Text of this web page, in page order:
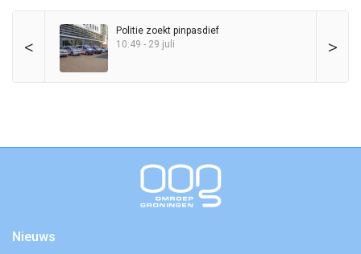
< >
Politie zoekt pinpasdief
10:49 - 29 juli
Nieuws